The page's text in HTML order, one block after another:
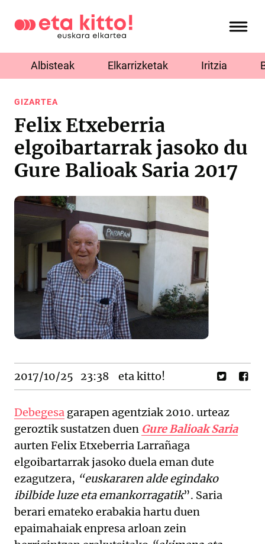
Albisteak Elkarrizketak Iritzia
GIZARTEA
Felix Etxeberria
elgoibartarrak jasoko du
Gure Balioak Saria 2017
2017/10/25 23:38 eta kitto!
Debegesa garapen agentziak 2010. urteaz
geroztik sustatzen duen Gure Balioak Saria
aurten Felix Etxeberria Larrañaga
elgoibartarrak jasoko duela eman dute
ezagutzera, “euskararen alde egindako
ibilbide luze eta emankorragatik”. Saria
berari emateko erabakia hartu duen
epaimahaiak enpresa arloan zein